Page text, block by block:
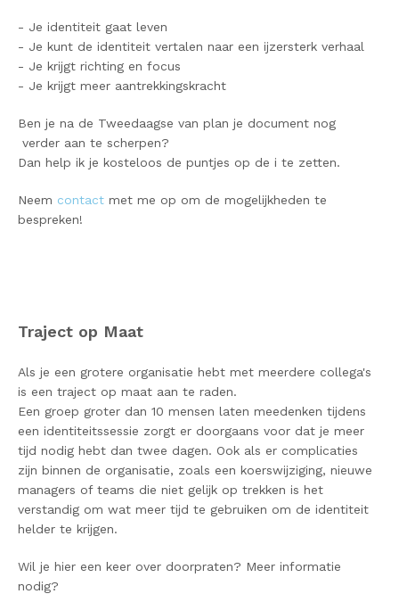
- Je identiteit gaat leven
- Je kunt de identiteit vertalen naar een ijzersterk verhaal
- Je krijgt richting en focus
- Je krijgt meer aantrekkingskracht
Ben je na de Tweedaagse van plan je document nog
verder aan te scherpen?
Dan help ik je kosteloos de puntjes op de i te zetten.
Neem contact met me op om de mogelijkheden te
bespreken!
Traject op Maat
Als je een grotere organisatie hebt met meerdere collega's
is een traject op maat aan te raden.
Een groep groter dan 10 mensen laten meedenken tijdens
een identiteitssessie zorgt er doorgaans voor dat je meer
tijd nodig hebt dan twee dagen. Ook als er complicaties
zijn binnen de organisatie, zoals een koerswijziging, nieuwe
managers of teams die niet gelijk op trekken is het
verstandig om wat meer tijd te gebruiken om de identiteit
helder te krijgen.
Wil je hier een keer over doorpraten? Meer informatie
nodig?